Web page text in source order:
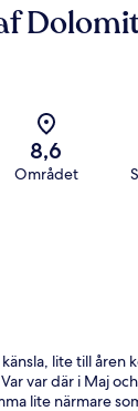
8,6
Området
lite till åren
var där i Maj
lite närmare